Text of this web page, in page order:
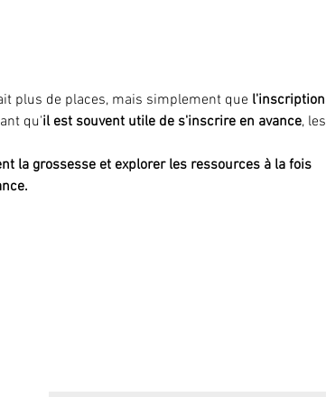
plus de places, mais simplement que l'inscription
qu'il est souvent utile de s'inscrire en avance, les
la grossesse et explorer les ressources à la fois